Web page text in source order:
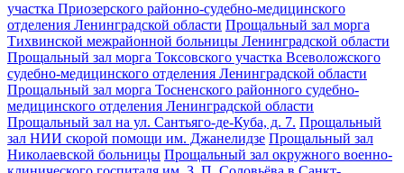
участка Приозерского районно-судебно-медицинского
отделения Ленинградской области Прощальный зал морга
Тихвинской межрайонной больницы Ленинградской области
Прощальный зал морга Токсовского участка Всеволожского
судебно-медицинского отделения Ленинградской области
Прощальный зал морга Тосненского районного судебно-
медицинского отделения Ленинградской области
Прощальный зал на ул. Сантьяго-де-Куба, д. 7. Прощальный
зал НИИ скорой помощи им. Джанелидзе Прощальный зал
Николаевской больницы Прощальный зал окружного военно-